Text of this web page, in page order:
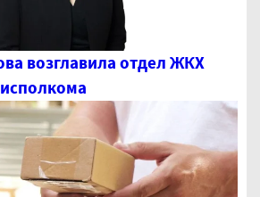
возглавила отдел ЖКХ